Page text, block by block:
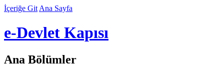
İçeriğe Git Ana Sayfa
e-Devlet Kapısı
Ana Bölümler